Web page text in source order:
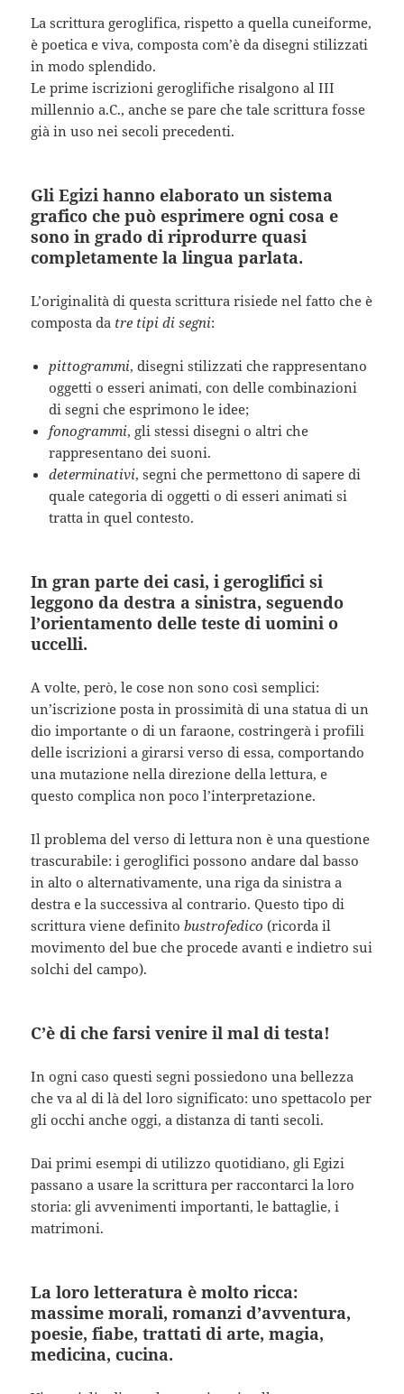
La scrittura geroglifica, rispetto a quella cuneiforme,
è poetica e viva, composta com’è da disegni stilizzati
in modo splendido.
Le prime iscrizioni geroglifiche risalgono al III
millennio a.C., anche se pare che tale scrittura fosse
già in uso nei secoli precedenti.
Gli Egizi hanno elaborato un sistema
grafico che può esprimere ogni cosa e
sono in grado di riprodurre quasi
completamente la lingua parlata.
L’originalità di questa scrittura risiede nel fatto che è
composta da tre tipi di segni:
pittogrammi, disegni stilizzati che rappresentano
oggetti o esseri animati, con delle combinazioni
di segni che esprimono le idee;
fonogrammi, gli stessi disegni o altri che
rappresentano dei suoni.
determinativi, segni che permettono di sapere di
quale categoria di oggetti o di esseri animati si
tratta in quel contesto.
In gran parte dei casi, i geroglifici si
leggono da destra a sinistra, seguendo
l’orientamento delle teste di uomini o
uccelli.
A volte, però, le cose non sono così semplici:
un’iscrizione posta in prossimità di una statua di un
dio importante o di un faraone, costringerà i profili
delle iscrizioni a girarsi verso di essa, comportando
una mutazione nella direzione della lettura, e
questo complica non poco l’interpretazione.
Il problema del verso di lettura non è una questione
trascurabile: i geroglifici possono andare dal basso
in alto o alternativamente, una riga da sinistra a
destra e la successiva al contrario. Questo tipo di
scrittura viene definitobustrofedico (ricorda il
movimento del bue che procede avanti e indietro sui
solchi del campo).
C’è di che farsi venire il mal di testa!
In ogni caso questi segni possiedono una bellezza
che va al di là del loro significato: uno spettacolo per
gli occhi anche oggi, a distanza di tanti secoli.
Dai primi esempi di utilizzo quotidiano, gli Egizi
passano a usare la scrittura per raccontarci la loro
storia: gli avvenimenti importanti, le battaglie, i
matrimoni.
La loro letteratura è molto ricca:
massime morali, romanzi d’avventura,
poesie, fiabe, trattati di arte, magia,
medicina, cucina.